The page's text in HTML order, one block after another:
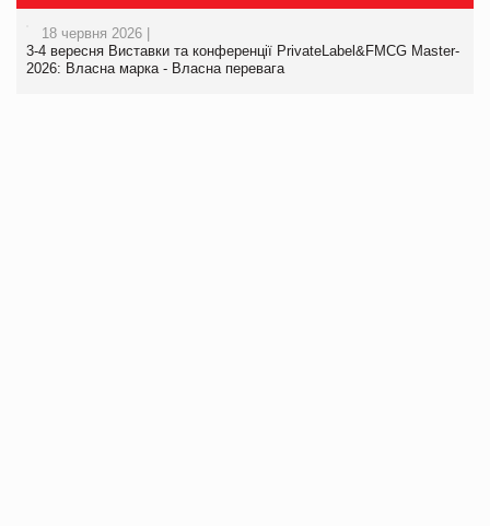
18 червня 2026 |
3-4 вересня Виставки та конференції PrivateLabel&FMCG Master-
2026: Власна марка - Власна перевага